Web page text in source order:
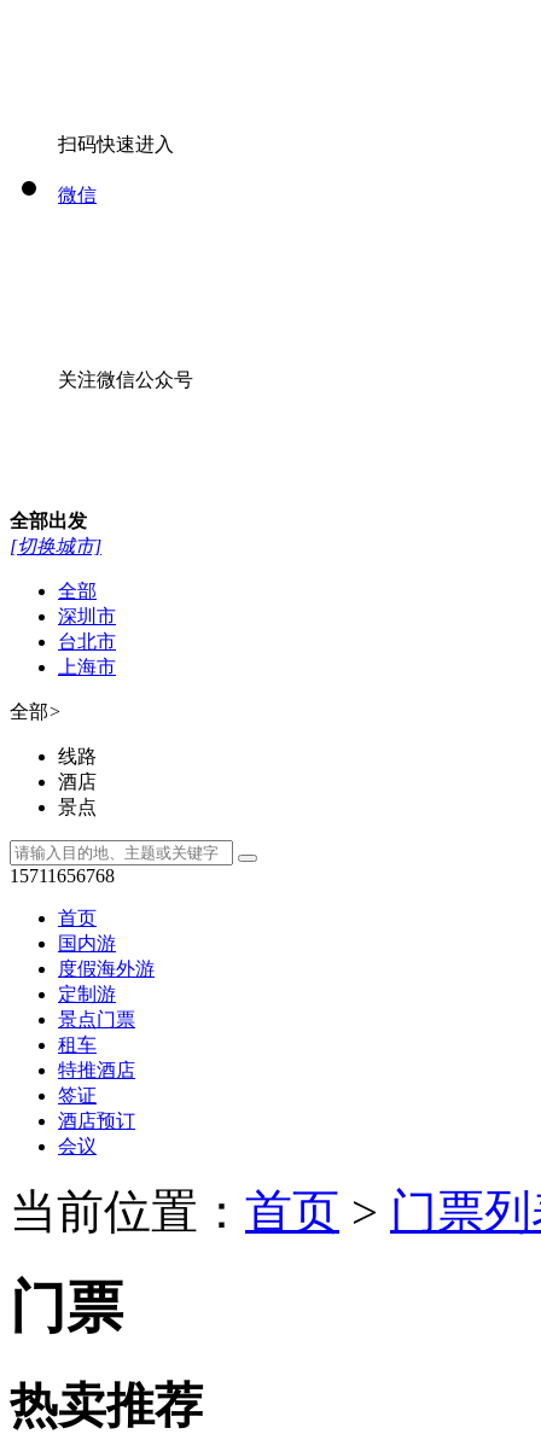
扫码快速进入
微信
关注微信公众号
全部出发
[切换城市]
全部
深圳市
台北市
上海市
全部>
线路
酒店
景点
15711656768
首页
国内游
度假海外游
定制游
景点门票
租车
特推酒店
签证
酒店预订
会议
当前位置： 首页 > 门票
门票
热卖推荐